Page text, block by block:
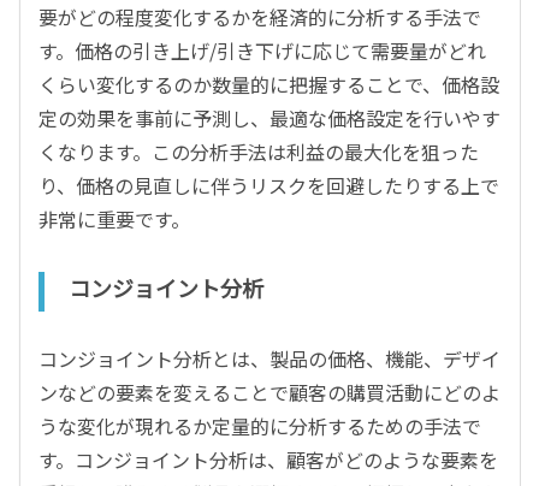
要がどの程度変化するかを経済的に分析する手法で
す。価格の引き上げ/引き下げに応じて需要量がどれ
くらい変化するのか数量的に把握することで、価格設
定の効果を事前に予測し、最適な価格設定を行いやす
くなります。この分析手法は利益の最大化を狙った
り、価格の見直しに伴うリスクを回避したりする上で
非常に重要です。
コンジョイント分析
コンジョイント分析とは、製品の価格、機能、デザイ
ンなどの要素を変えることで顧客の購買活動にどのよ
うな変化が現れるか定量的に分析するための手法で
す。コンジョイント分析は、顧客がどのような要素を